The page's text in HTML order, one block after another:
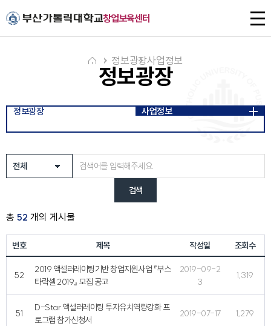
창업보육센터
전
체
메
정보광장
정보광장사업정보
정보광장 사업정보
검색
총 52 개의 게시물
번호 제목 작성일 조회수
52
2019 액셀러레이팅기반 창업지원사업 『부스
타락셀 2019』 모집 공고
2019-09-2
3
1,319
51
D-Star 액셀러레이팅 투자유치역량강화 프
로그램 참가신청서
2019-07-17 1,279